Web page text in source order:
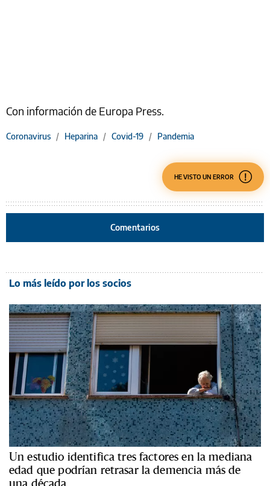
Con información de Europa Press.
Coronavirus / Heparina / Covid-19 / Pandemia
HE VISTO UN ERROR
Comentarios
Lo más leído por los socios
Un estudio identifica tres factores en la mediana
edad que podrían retrasar la demencia más de
una década